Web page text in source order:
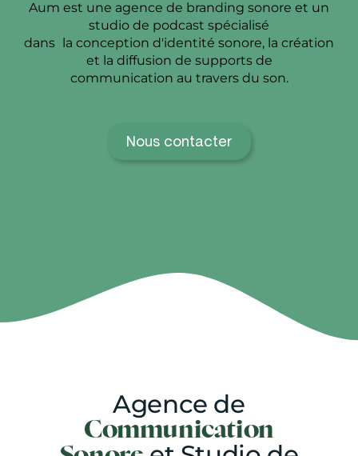
Aum est une agence de branding sonore et un
studio de podcast spécialisé
dans la conception d'identité sonore, la création
et la diffusion de supports de
communication au travers du son.
Nous contacter
Agence de
Communication